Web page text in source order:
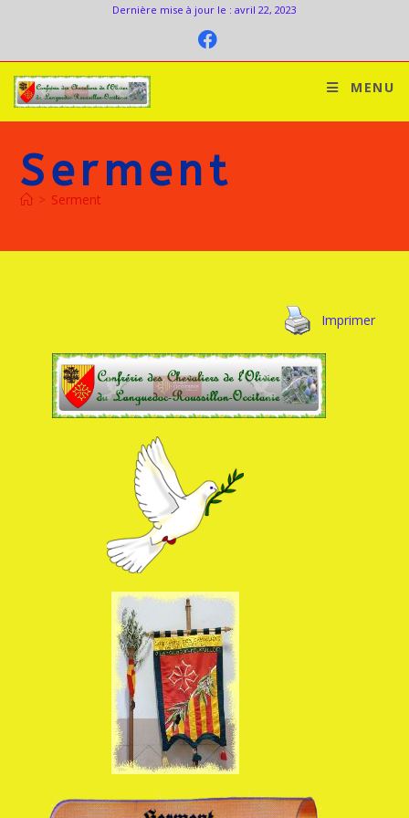
Dernière mise à jour le : avril 22, 2023
MENU
Serment
> Serment
Imprimer